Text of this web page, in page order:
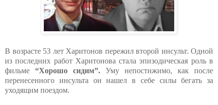
В возрасте 53 лет Харитонов пережил второй инсульт. Одной
из последних работ Харитонова стала эпизодическая роль в
фильме “Хорошо сидим”. Уму непостижимо, как после
перенесенного инсульта он нашел в себе силы бегать за
уходящим поездом.